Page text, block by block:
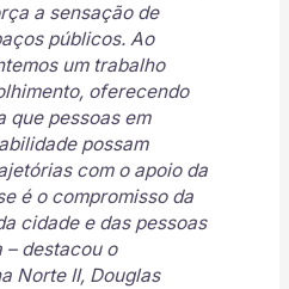
a sensação de
públicos. Ao
um trabalho
oferecendo
que pessoas em
possam
com o apoio da
é o compromisso da
cidade e das pessoas
– destacou o
Norte II, Douglas